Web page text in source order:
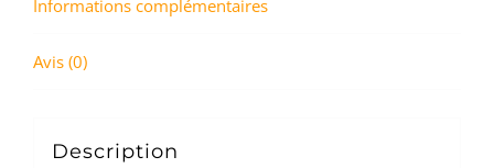
Informations complémentaires
Avis (0)
Description